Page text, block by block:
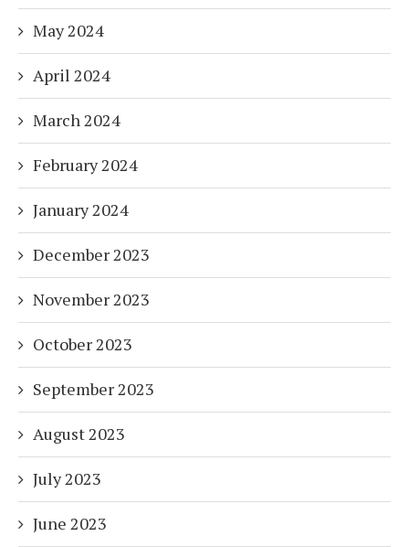
May 2024
April 2024
March 2024
February 2024
January 2024
December 2023
November 2023
October 2023
September 2023
August 2023
July 2023
June 2023